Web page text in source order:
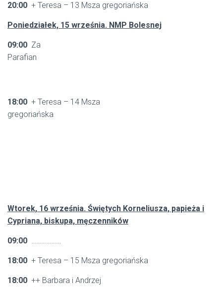
20:00 + Teresa – 13 Msza gregoriańska
Poniedziałek, 15 września. NMP Bolesnej
09:00 Za
Parafian
18:00 + Teresa – 14 Msza
gregoriańska
Wtorek, 16 września. Świętych Korneliusza, papieża i
Cypriana, biskupa, męczenników
09:00 ………………
18:00 + Teresa – 15 Msza gregoriańska
18:00 ++ Barbara i Andrzej